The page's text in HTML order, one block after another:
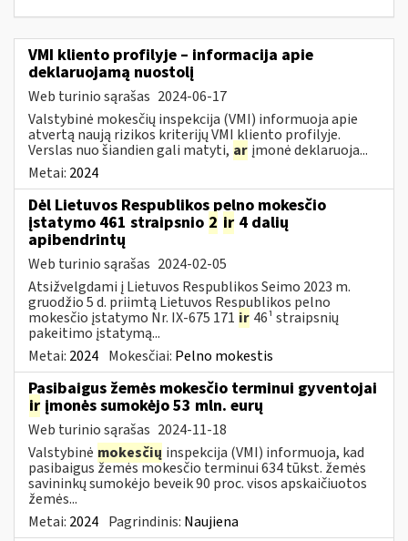
VMI kliento profilyje – informacija apie
deklaruojamą nuostolį
Web turinio sąrašas 2024-06-17
Valstybinė mokesčių inspekcija (VMI) informuoja apie
atvertą naują rizikos kriterijų VMI kliento profilyje.
Verslas nuo šiandien gali matyti, ar įmonė deklaruoja...
Metai: 2024
Dėl Lietuvos Respublikos pelno mokesčio
įstatymo 461 straipsnio 2 ir 4 dalių
apibendrintų
Web turinio sąrašas 2024-02-05
Atsižvelgdami į Lietuvos Respublikos Seimo 2023 m.
gruodžio 5 d. priimtą Lietuvos Respublikos pelno
mokesčio įstatymo Nr. IX-675 171 ir 46¹ straipsnių
pakeitimo įstatymą...
Metai: 2024 Mokesčiai: Pelno mokestis
Pasibaigus žemės mokesčio terminui gyventojai
ir įmonės sumokėjo 53 mln. eurų
Web turinio sąrašas 2024-11-18
Valstybinė mokesčių inspekcija (VMI) informuoja, kad
pasibaigus žemės mokesčio terminui 634 tūkst. žemės
savininkų sumokėjo beveik 90 proc. visos apskaičiuotos
žemės...
Metai: 2024 Pagrindinis: Naujiena